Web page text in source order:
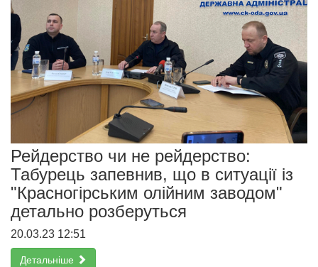
Рейдерство чи не рейдерство:
Табурець запевнив, що в ситуації із
"Красногірським олійним заводом"
детально розберуться
20.03.23 12:51
Детальніше